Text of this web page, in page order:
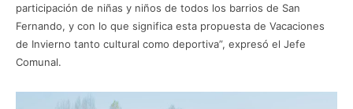
participación de niñas y niños de todos los barrios de San
Fernando, y con lo que significa esta propuesta de Vacaciones
de Invierno tanto cultural como deportiva”, expresó el Jefe
Comunal.